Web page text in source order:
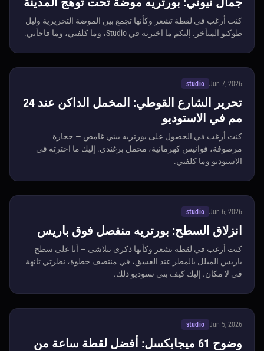
كنت أرغب في لقطة تشعر وكأنها تجمع بين الموضة التحريرية وليل
طوكيو المتأخر. إليكم ما اخترته في Studio، وما كلفني، وما فاجأني.
Jun 7, 2026
studio
تحرير الشارع القوطي: المخمل الداكن عند 24
مم في الاستوديو
كنت أرغب في الحصول على بورتريه بيئي غامض — حجارة
مرصوفة، فوانيس كهرمانية، مخمل برغندي. إليك ما اخترته في
الاستوديو وما كلفني.
Jun 6, 2026
studio
انزلاق السطح: بورتريه منفصل فوق باريس
كنت أرغب في لقطة تشعر وكأنها ذكرى تتلاشى — أنا على سطح
باريس المبلل بالمطر عند الغسق، في منتصف خطوة، نظرتي تائهة
في لا مكان. إليك كيف بنى ستوديو ذلك.
Jun 5, 2026
studio
وضوح 61 ميجابكسل: أفضل لقطة ساعة من